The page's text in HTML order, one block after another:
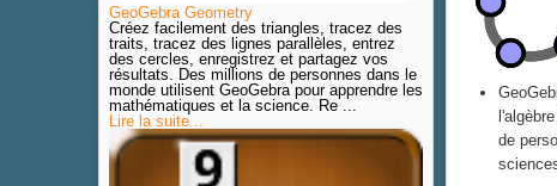
GeoGebra Geometry
Créez facilement des triangles, tracez des
traits, tracez des lignes parallèles, entrez
des cercles, enregistrez et partagez vos
résultats. Des millions de personnes dans le
monde utilisent GeoGebra pour apprendre les
mathématiques et la science. Re ...
Lire la suite...
5
de